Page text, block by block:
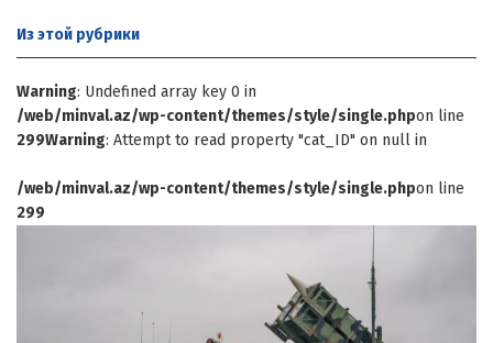
Из этой рубрики
Warning: Undefined array key 0 in
/web/minval.az/wp-content/themes/style/single.phpon line
299Warning: Attempt to read property "cat_ID" on null in
/web/minval.az/wp-content/themes/style/single.phpon line
299